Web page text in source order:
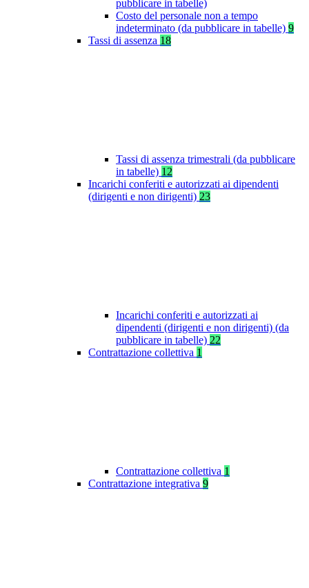
pubblicare in tabelle)
Costo del personale non a tempo
indeterminato (da pubblicare in tabelle) 9
Tassi di assenza 18
Tassi di assenza trimestrali (da pubblicare
in tabelle) 12
Incarichi conferiti e autorizzati ai dipendenti
(dirigenti e non dirigenti) 23
Incarichi conferiti e autorizzati ai
dipendenti (dirigenti e non dirigenti) (da
pubblicare in tabelle) 22
Contrattazione collettiva 1
Contrattazione collettiva 1
Contrattazione integrativa 9